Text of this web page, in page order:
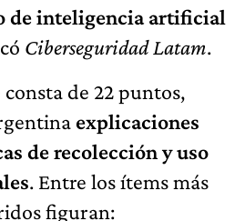
de inteligencia artificial
Ciberseguridad Latam.
de 22 puntos,
explicaciones
de recolección y uso
. Entre los ítems más
figuran: